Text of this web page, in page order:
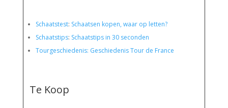
Schaatstest: Schaatsen kopen, waar op letten?
Schaatstips: Schaatstips in 30 seconden
Tourgeschiedenis: Geschiedenis Tour de France
Te Koop